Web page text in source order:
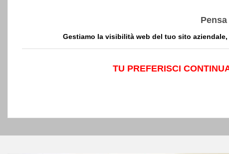
Gestiamo la visibilità web del tuo sito
TU PREFERISCI